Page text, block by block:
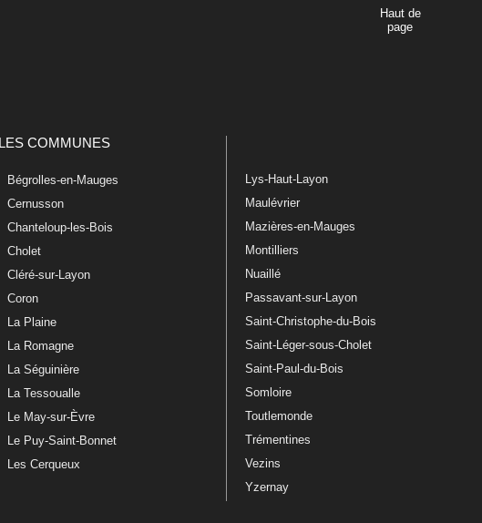
Haut de
page
LES COMMUNES
Bégrolles-en-Mauges
Cernusson
Chanteloup-les-Bois
Cholet
Cléré-sur-Layon
Coron
La Plaine
La Romagne
La Séguinière
La Tessoualle
Le May-sur-Èvre
Le Puy-Saint-Bonnet
Les Cerqueux
Lys-Haut-Layon
Maulévrier
Mazières-en-Mauges
Montilliers
Nuaillé
Passavant-sur-Layon
Saint-Christophe-du-Bois
Saint-Léger-sous-Cholet
Saint-Paul-du-Bois
Somloire
Toutlemonde
Trémentines
Vezins
Yzernay